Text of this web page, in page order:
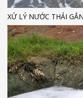
XỬ LÝ NƯỚC THẢI